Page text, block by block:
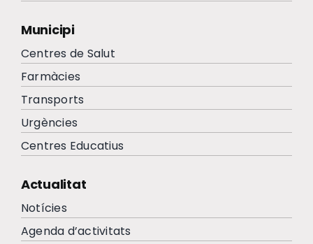
Municipi
Centres de Salut
Farmàcies
Transports
Urgències
Centres Educatius
Actualitat
Notícies
Agenda d’activitats